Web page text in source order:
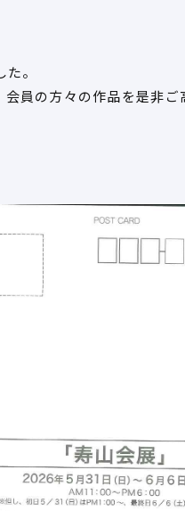
。
員の方々の作品を是非ご